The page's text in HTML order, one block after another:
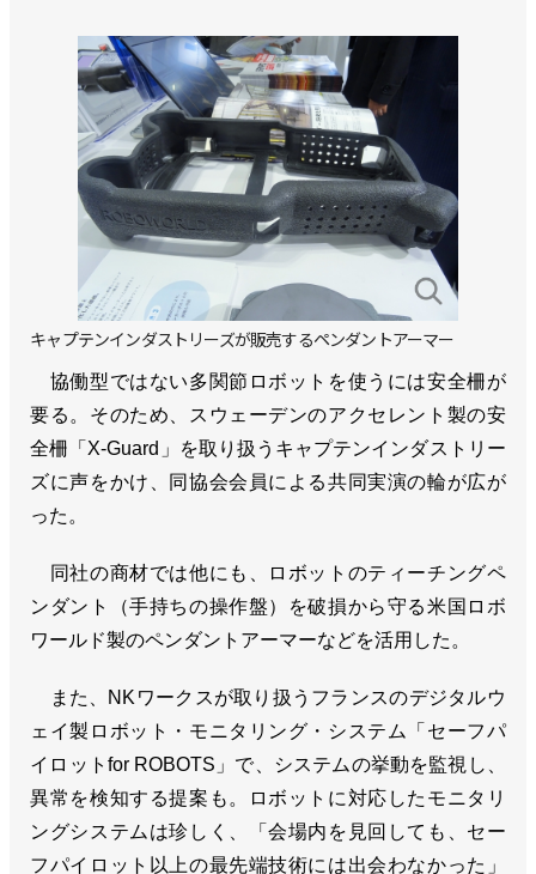
キャプテンインダストリーズが販売するペンダントアーマー
協働型ではない多関節ロボットを使うには安全柵が
要る。そのため、スウェーデンのアクセレント製の安
全柵「X-Guard」を取り扱うキャプテンインダストリー
ズに声をかけ、同協会会員による共同実演の輪が広が
った。
同社の商材では他にも、ロボットのティーチングペ
ンダント（手持ちの操作盤）を破損から守る米国ロボ
ワールド製のペンダントアーマーなどを活用した。
また、NKワークスが取り扱うフランスのデジタルウ
ェイ製ロボット・モニタリング・システム「セーフパ
イロットfor ROBOTS」で、システムの挙動を監視し、
異常を検知する提案も。ロボットに対応したモニタリ
ングシステムは珍しく、「会場内を見回しても、セー
フパイロット以上の最先端技術には出会わなかった」